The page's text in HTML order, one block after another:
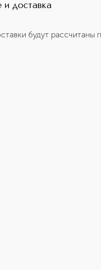
и доставка
будут рассчитаны